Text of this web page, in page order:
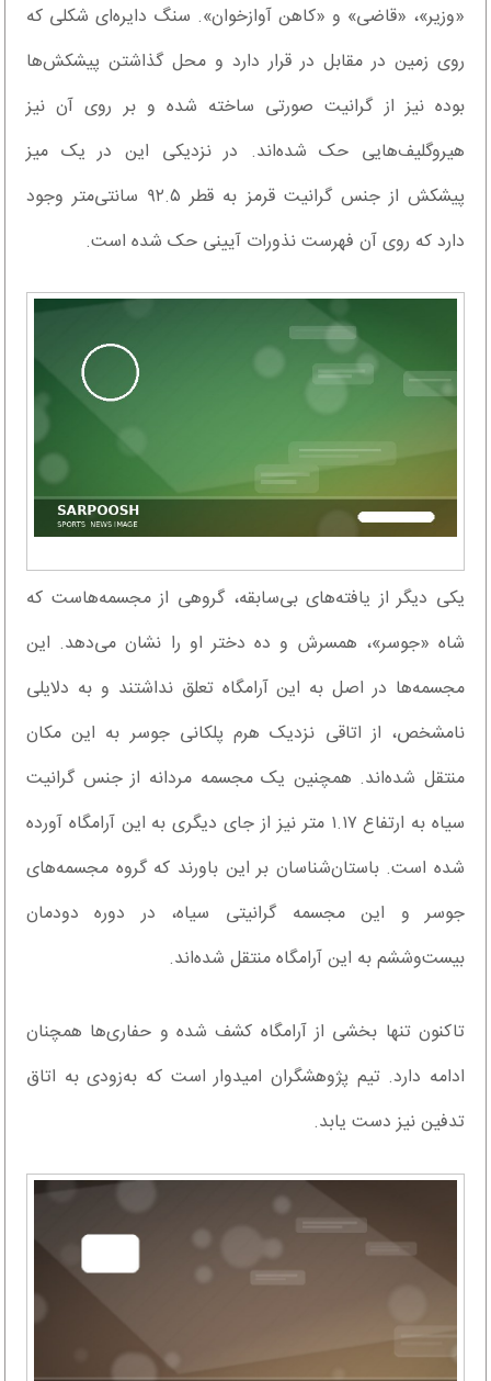
«وزیر»، «قاضی» و «کاهن آوازخوان». سنگ دایره‌ای شکلی که
روی زمین در مقابل در قرار دارد و محل گذاشتن پیشکش‌ها
بوده نیز از گرانیت صورتی ساخته شده و بر روی آن نیز
هیروگلیف‌هایی حک شده‌اند. در نزدیکی این در یک میز
پیشکش از جنس گرانیت قرمز به قطر ۹۲.۵ سانتی‌متر وجود
دارد که روی آن فهرست نذورات آیینی حک شده است.
یکی دیگر از یافته‌های بی‌سابقه، گروهی از مجسمه‌هاست که
شاه «جوسر»، همسرش و ده دختر او را نشان می‌دهد. این
مجسمه‌ها در اصل به این آرامگاه تعلق نداشتند و به دلایلی
نامشخص، از اتاقی نزدیک هرم پلکانی جوسر به این مکان
منتقل شده‌اند. همچنین یک مجسمه مردانه از جنس گرانیت
سیاه به ارتفاع ۱.۱۷ متر نیز از جای دیگری به این آرامگاه آورده
شده است. باستان‌شناسان بر این باورند که گروه مجسمه‌های
جوسر و این مجسمه گرانیتی سیاه، در دوره دودمان
بیست‌وششم به این آرامگاه منتقل شده‌اند.
تاکنون تنها بخشی از آرامگاه کشف شده و حفاری‌ها همچنان
ادامه دارد. تیم پژوهشگران امیدوار است که به‌زودی به اتاق
تدفین نیز دست یابد.